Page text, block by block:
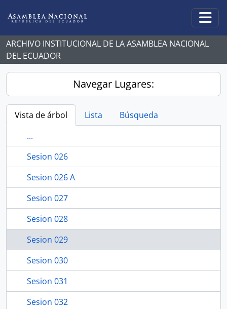
ARCHIVO INSTITUCIONAL DE LA ASAMBLEA NACIONAL
DEL ECUADOR
Navegar Lugares:
Vista de árbol Lista
Búsqueda
...
Sesion 026
Sesion 026 A
Sesion 027
Sesion 028
Sesion 029
Sesion 030
Sesion 031
Sesion 032